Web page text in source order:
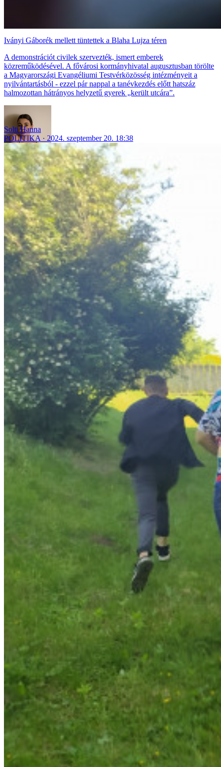
Iványi Gáborék mellett tüntettek a Blaha Lujza téren
A demonstrációt civilek szervezték, ismert emberek
közreműködésével. A fővárosi kormányhivatal augusztusban törölte
a Magyarországi Evangéliumi Testvérközösség intézményeit a
nyilvántartásból - ezzel pár nappal a tanévkezdés előtt hatszáz
halmozottan hátrányos helyzetű gyerek „került utcára”.
Solti Hanna
POLITIKA
2024. szeptember 20. 18:38